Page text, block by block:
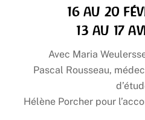
16 au 20
13 au 17
Avec Maria
Pascal Rousseau,
Hélène Porcher pour